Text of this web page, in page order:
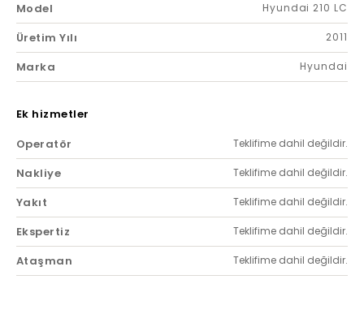
Model Hyundai 210 LC
Üretim Yılı 2011
Marka Hyundai
Ek hizmetler
Operatör
Teklifime dahil değildir.
Nakliye Teklifime dahil değildir.
Yakıt Teklifime dahil değildir.
Ekspertiz Teklifime dahil değildir.
Ataşman Teklifime dahil değildir.